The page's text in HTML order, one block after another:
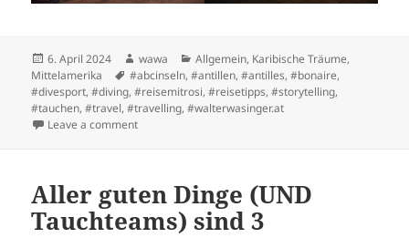
Posted
on
6. April 2024 Author
wawa Categories
Allgemein, Karibische Träume,
Mittelamerika
Tags
#abcinseln,#antillen,#antilles,#bonaire,
#divesport,#diving,#reisemitrosi,#reisetipps,#storytelling,
#tauchen,#travel,#travelling,#walterwasinger.at
Leave a commenton Ciao Curacao – Bon Bini Bonaire
Aller guten Dinge (UND
Tauchteams) sind 3